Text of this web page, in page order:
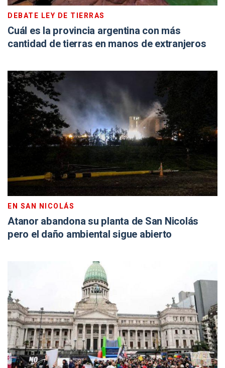
DEBATE LEY DE TIERRAS
Cuál es la provincia argentina con más
cantidad de tierras en manos de extranjeros
EN SAN NICOLÁS
Atanor abandona su planta de San Nicolás
pero el daño ambiental sigue abierto